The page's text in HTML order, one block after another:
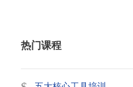
热门课程